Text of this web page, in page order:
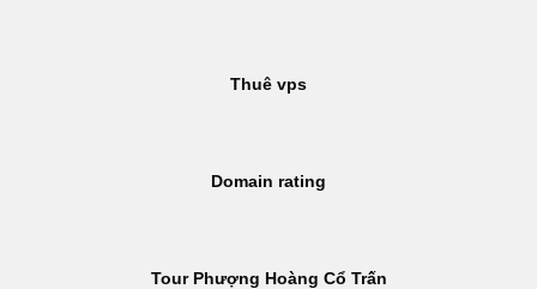
Thuê vps
Domain rating
Tour Phượng Hoàng Cổ Trấn